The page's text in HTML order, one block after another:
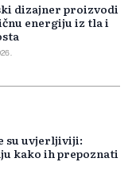
dizajner proizvodi
energiju iz tla i
su uvjerljiviji:
kako ih prepoznati